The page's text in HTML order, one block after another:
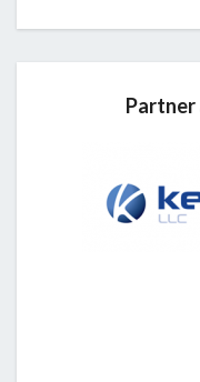
Partner